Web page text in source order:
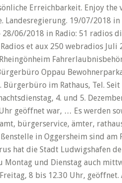
Erreichbarkeit. Enjoy the
19/07/2018 in
06/2018 in Radio: 51 radios
et aux 250 webradios
Oppau
im Rathaus, Tel. Seit
4. und 5.
geöffnet war, … Es werden
bürgerservice, ämter,
in Oggersheim sind am
hat die Stadt Ludwigshafen
und Dienstag auch
8 bis 12.30 Uhr, geöffnet.